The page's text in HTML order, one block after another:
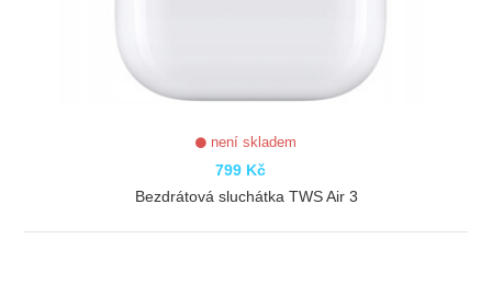
není skladem
799 Kč
Bezdrátová sluchátka TWS Air 3